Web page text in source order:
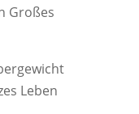
Großes
Leben